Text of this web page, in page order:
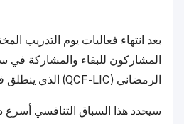
المشاركون للبقاء والمشاركة في
الرمضاني (QCF-LIC) الذي ينطلق في تمام الساعة 9 مساءً.
سيحدد هذا السباق التنافسي أسرع